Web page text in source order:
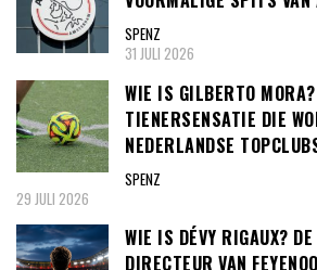
SPENZ
31 JULI 2026
WIE IS GILBERTO
TIENERSENSATIE DIE
NEDERLANDSE
SPENZ
29 JULI 2026
WIE IS DÉVY RIGAUX?
DIRECTEUR VAN